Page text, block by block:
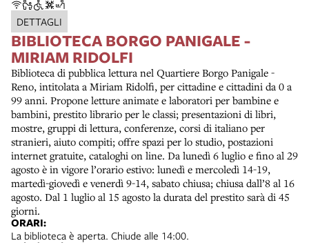
DETTAGLI
BIBLIOTECA BORGO PANIGALE -
MIRIAM RIDOLFI
Biblioteca di pubblica lettura nel Quartiere Borgo Panigale -
Reno, intitolata a Miriam Ridolfi, per cittadine e cittadini da 0 a
99 anni. Propone letture animate e laboratori per bambine e
bambini, prestito librario per le classi; presentazioni di libri,
mostre, gruppi di lettura, conferenze, corsi di italiano per
stranieri, aiuto compiti; offre spazi per lo studio, postazioni
internet gratuite, cataloghi on line. Da lunedì 6 luglio e fino al 29
agosto è in vigore l’orario estivo: lunedì e mercoledì 14-19,
martedì-giovedì e venerdì 9-14, sabato chiusa; chiusa dall’8 al 16
agosto. Dal 1 luglio al 15 agosto la durata del prestito sarà di 45
giorni.
ORARI:
La biblioteca è aperta. Chiude alle 14:00.